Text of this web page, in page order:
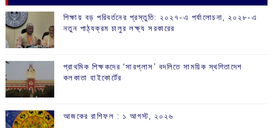
শিক্ষায় বড় পরিবর্তনের প্রস্তুতি: ২০২৭-এ পর্যালোচনা, ২০২৮-এ
নতুন পাঠ্যক্রম চালুর লক্ষ্য সরকারের
প্রাথমিক শিক্ষকদের ‘সারপ্লাস’ বদলিতে সাময়িক স্থগিতাদেশ
কলকাতা হাইকোর্টের
আজকের রাশিফল :‌ ‌‌১ আগস্ট, ২০২৬